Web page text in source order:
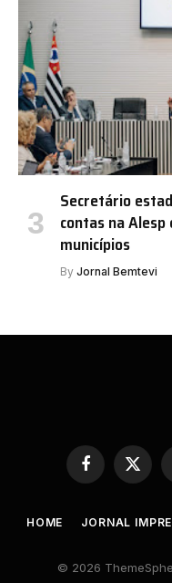
Secretário
contas na
municípios
By Jornal Bemtevi
Facebook
X
HOME JORNAL
© 2026